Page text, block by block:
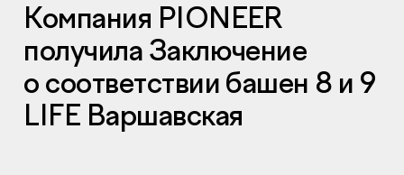
Компания PIONEER
получила Заключение
о соответствии башен 8 и 9
LIFE Варшавская